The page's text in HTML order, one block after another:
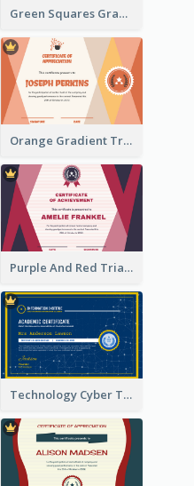
Green Squares Gradient Appreciation Certificate
Orange Gradient Triangle Patterns Certificate
Purple And Red Triangles Achievement Certificate
Technology Cyber Theme School Certificate Design